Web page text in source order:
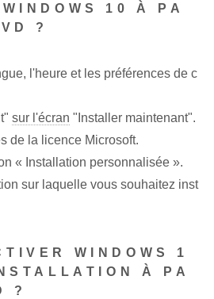
10 À PA
?
l'heure et les préférences de c
sur l'écran "Installer maintenant".
de la licence Microsoft.
« Installation personnalisée ».
sur laquelle vous souhaitez inst
WINDOWS 1
À PA
?